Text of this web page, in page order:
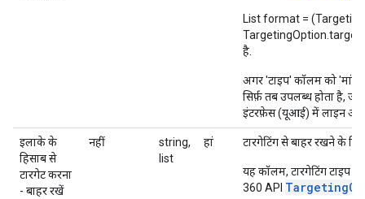
List format =
है.
अगर 'टाइप' कॉलम को 'मांग
सिर्फ़ तब उपलब्ध होता है,
इंटरफ़ेस (यूआई) में लाइन
इलाके के
हिसाब से
टारगेट करना
- बाहर रखें
नहीं
string,
list
हां टारगेटिंग से बाहर रखने के
यह कॉलम, टारगेटिंग टाइप
360 API